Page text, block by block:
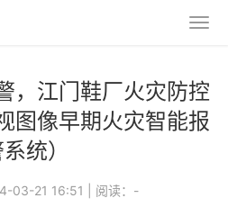
，江门鞋厂火灾防控
图像早期火灾智能报
统）
03-21 16:51 阅读： -